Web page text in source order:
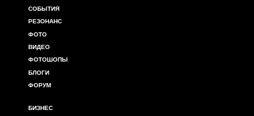
СОБЫТИЯ
РЕЗОНАНС
ФОТО
ВИДЕО
ФОТОШОПЫ
БЛОГИ
ФОРУМ
БИЗНЕС